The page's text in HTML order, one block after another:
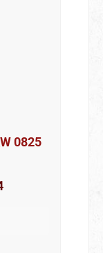
0825